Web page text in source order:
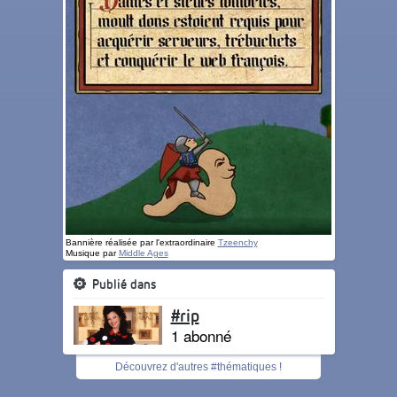
Bannière réalisée par l'extraordinaire Tzeenchy
Musique parMiddle Ages
Publié dans
#rip
1 abonné
Découvrez d'autres #thématiques !